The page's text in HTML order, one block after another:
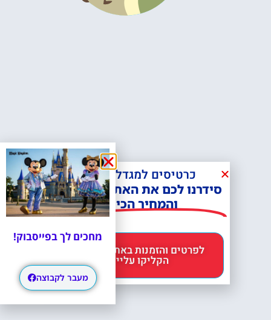
כרטיסים למגדל אייפל?
סידרנו לכם את האתר הכי אמין -
והמחיר הכי זול!
הקליקו עליי 😊
מחכים לך בפייסבוק!
מעבר לקבוצה